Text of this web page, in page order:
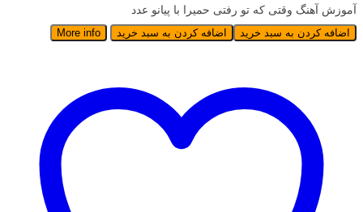
آموزش آهنگ وقتی که تو رفتی حمیرا با پیانو عدد
اضافه کردن به سبد خرید اضافه کردن به سبد خرید More info